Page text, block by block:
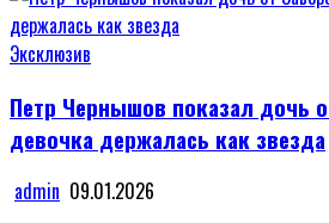
Posted
Эксклюзив
Петр Чернышов показал дочь
девочка держалась как звезда
admin 09.01.2026